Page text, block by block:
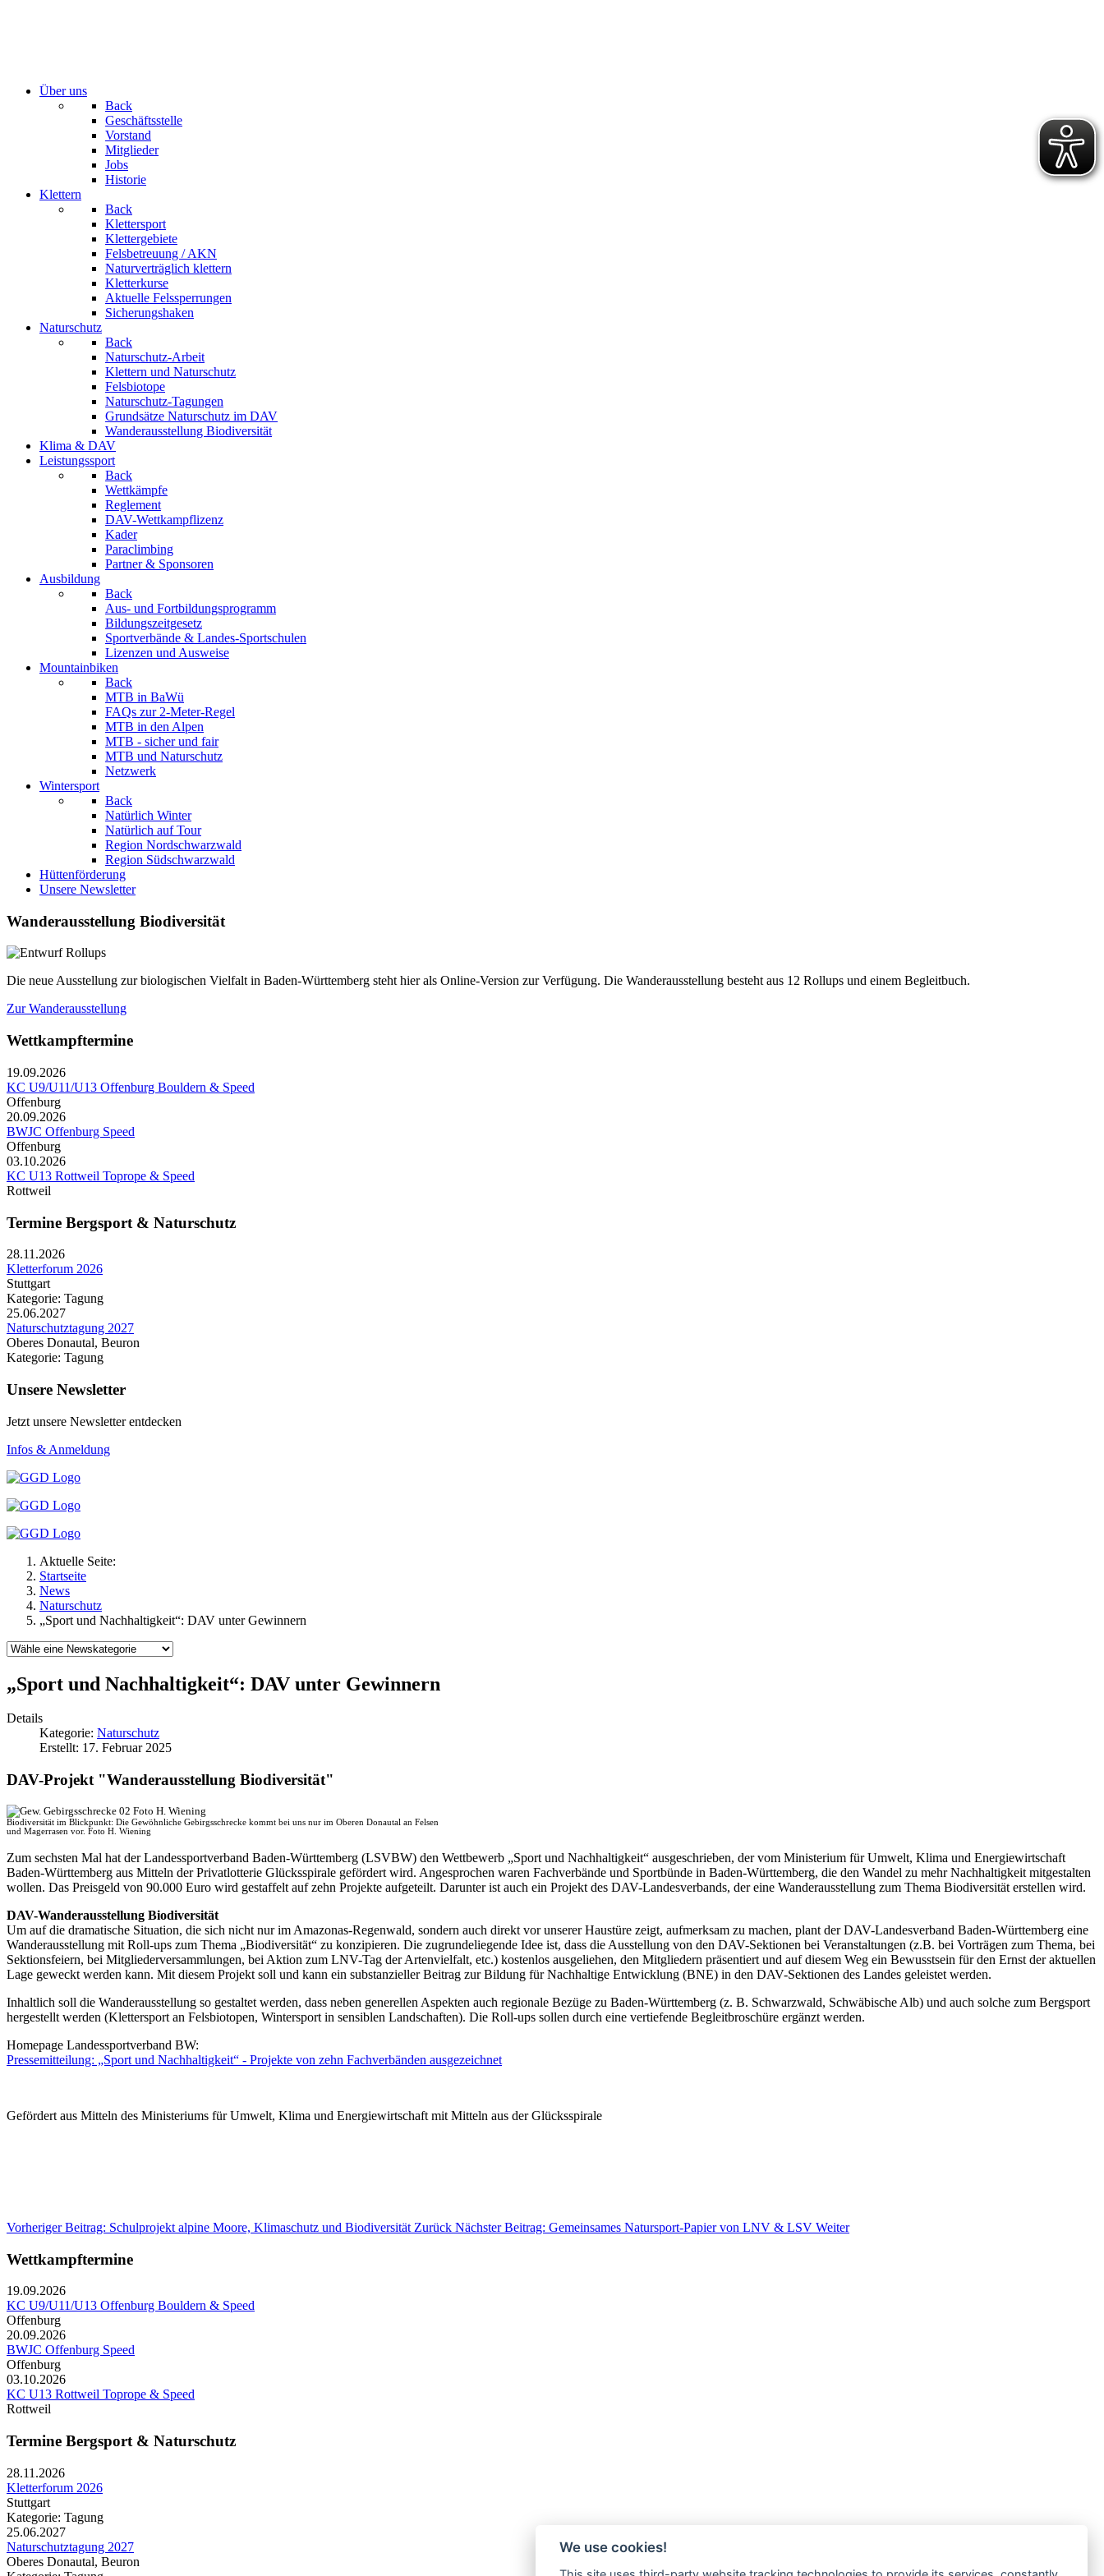
Über uns
Back
Geschäftsstelle
Vorstand
Mitglieder
Jobs
Historie
Klettern
Back
Klettersport
Klettergebiete
Felsbetreuung / AKN
Naturverträglich klettern
Kletterkurse
Aktuelle Felssperrungen
Sicherungshaken
Naturschutz
Back
Naturschutz-Arbeit
Klettern und Naturschutz
Felsbiotope
Naturschutz-Tagungen
Grundsätze Naturschutz im DAV
Wanderausstellung Biodiversität
Klima & DAV
Leistungssport
Back
Wettkämpfe
Reglement
DAV-Wettkampflizenz
Kader
Paraclimbing
Partner & Sponsoren
Ausbildung
Back
Aus- und Fortbildungsprogramm
Bildungszeitgesetz
Sportverbände & Landes-Sportschulen
Lizenzen und Ausweise
Mountainbiken
Back
MTB in BaWü
FAQs zur 2-Meter-Regel
MTB in den Alpen
MTB - sicher und fair
MTB und Naturschutz
Netzwerk
Wintersport
Back
Natürlich Winter
Natürlich auf Tour
Region Nordschwarzwald
Region Südschwarzwald
Hüttenförderung
Unsere Newsletter
Wanderausstellung Biodiversität
Die neue Ausstellung zur biologischen Vielfalt in Baden-Württemberg steht hier als Online-Version zur Verfügung. Die Wanderausstellung besteht aus 12 Rollups und einem Begleitbuch.
Zur Wanderausstellung
Wettkampftermine
19.09.2026
KC U9/U11/U13 Offenburg Bouldern & Speed
Offenburg
20.09.2026
BWJC Offenburg Speed
Offenburg
03.10.2026
KC U13 Rottweil Toprope & Speed
Rottweil
Termine Bergsport & Naturschutz
28.11.2026
Kletterforum 2026
Stuttgart
Kategorie: Tagung
25.06.2027
Naturschutztagung 2027
Oberes Donautal, Beuron
Kategorie: Tagung
Unsere Newsletter
Jetzt unsere Newsletter entdecken
Infos & Anmeldung
Aktuelle Seite:
Startseite
News
Naturschutz
„Sport und Nachhaltigkeit“: DAV unter Gewinnern
„Sport und Nachhaltigkeit“: DAV unter Gewinnern
Details
Kategorie: Naturschutz
Erstellt: 17. Februar 2025
DAV-Projekt "Wanderausstellung Biodiversität"
Biodiversität im Blickpunkt: Die Gewöhnliche Gebirgsschrecke kommt bei uns nur im Oberen Donautal an Felsen
und Magerrasen vor. Foto H. Wiening
Zum sechsten Mal hat der Landessportverband Baden-Württemberg (LSVBW) den Wettbewerb „Sport und Nachhaltigkeit“ ausgeschrieben, der vom Ministerium für Umwelt, Klima und Energiewirtschaft
Baden-Württemberg aus Mitteln der Privatlotterie Glücksspirale gefördert wird. Angesprochen waren Fachverbände und Sportbünde in Baden-Württemberg, die den Wandel zu mehr Nachhaltigkeit mitgestalten
wollen. Das Preisgeld von 90.000 Euro wird gestaffelt auf zehn Projekte aufgeteilt. Darunter ist auch ein Projekt des DAV-Landesverbands, der eine Wanderausstellung zum Thema Biodiversität erstellen wird.
DAV-Wanderausstellung Biodiversität
Um auf die dramatische Situation, die sich nicht nur im Amazonas-Regenwald, sondern auch direkt vor unserer Haustüre zeigt, aufmerksam zu machen, plant der DAV-Landesverband Baden-Württemberg eine
Wanderausstellung mit Roll-ups zum Thema „Biodiversität“ zu konzipieren. Die zugrundeliegende Idee ist, dass die Ausstellung von den DAV-Sektionen bei Veranstaltungen (z.B. bei Vorträgen zum Thema, bei
Sektionsfeiern, bei Mitgliederversammlungen, bei Aktion zum LNV-Tag der Artenvielfalt, etc.) kostenlos ausgeliehen, den Mitgliedern präsentiert und auf diesem Weg ein Bewusstsein für den Ernst der aktuellen
Lage geweckt werden kann. Mit diesem Projekt soll und kann ein substanzieller Beitrag zur Bildung für Nachhaltige Entwicklung (BNE) in den DAV-Sektionen des Landes geleistet werden.
Inhaltlich soll die Wanderausstellung so gestaltet werden, dass neben generellen Aspekten auch regionale Bezüge zu Baden-Württemberg (z. B. Schwarzwald, Schwäbische Alb) und auch solche zum Bergsport
hergestellt werden (Klettersport an Felsbiotopen, Wintersport in sensiblen Landschaften). Die Roll-ups sollen durch eine vertiefende Begleitbroschüre ergänzt werden.
Homepage Landessportverband BW:
Pressemitteilung: „Sport und Nachhaltigkeit“ - Projekte von zehn Fachverbänden ausgezeichnet
Gefördert aus Mitteln des Ministeriums für Umwelt, Klima und Energiewirtschaft mit Mitteln aus der Glücksspirale
Vorheriger Beitrag: Schulprojekt alpine Moore, Klimaschutz und Biodiversität Zurück Nächster Beitrag: Gemeinsames Natursport-Papier von LNV & LSV Weiter
Wettkampftermine
19.09.2026
KC U9/U11/U13 Offenburg Bouldern & Speed
Offenburg
20.09.2026
BWJC Offenburg Speed
Offenburg
03.10.2026
KC U13 Rottweil Toprope & Speed
Rottweil
Termine Bergsport & Naturschutz
28.11.2026
Kletterforum 2026
Stuttgart
Kategorie: Tagung
25.06.2027
Naturschutztagung 2027
Oberes Donautal, Beuron
We use cookies!